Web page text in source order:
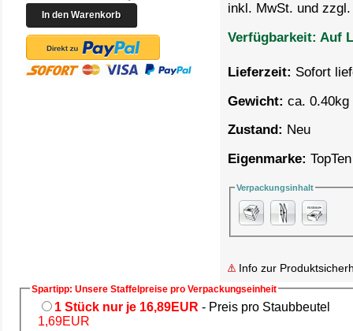
inkl. MwSt. und
Verfügbarkeit: Auf
Lieferzeit: Sofort
Gewicht: ca. 0.40kg
Zustand: Neu
Eigenmarke: TopTen
Verpackungsinhalt
Info zur
Spartipp: Unsere Staffelpreise pro Verpackungseinheit
1 Stück nur je 16,89EUR - Preis pro Staubbeutel
1,69EUR